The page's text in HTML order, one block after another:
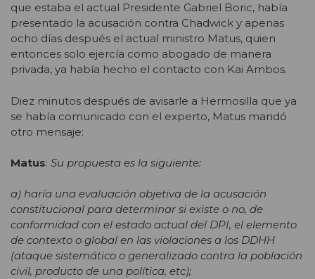
que estaba el actual Presidente Gabriel Boric, había
presentado la acusación contra Chadwick y apenas
ocho días después el actual ministro Matus, quien
entonces solo ejercía como abogado de manera
privada, ya había hecho el contacto con Kai Ambos.
Diez minutos después de avisarle a Hermosilla que ya
se había comunicado con el experto, Matus mandó
otro mensaje:
Matus: Su propuesta es la siguiente:
a) haría una evaluación objetiva de la acusación
constitucional para determinar si existe o no, de
conformidad con el estado actual del DPI, el elemento
de contexto o global en las violaciones a los DDHH
(ataque sistemático o generalizado contra la población
civil, producto de una política, etc);